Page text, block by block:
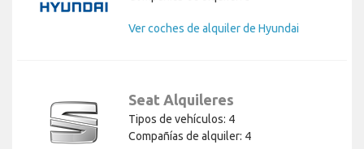
Ver coches de alquiler de Hyundai
Seat Alquileres
Tipos de vehículos: 4
Compañías de alquiler: 4